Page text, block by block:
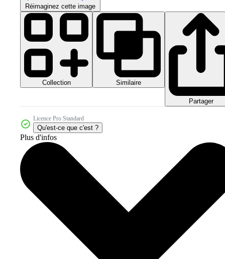
Réimaginez cette image
Collection Similaire
Partager
Licence Pro Standard
Qu'est-ce que c'est ?
Plus d'infos